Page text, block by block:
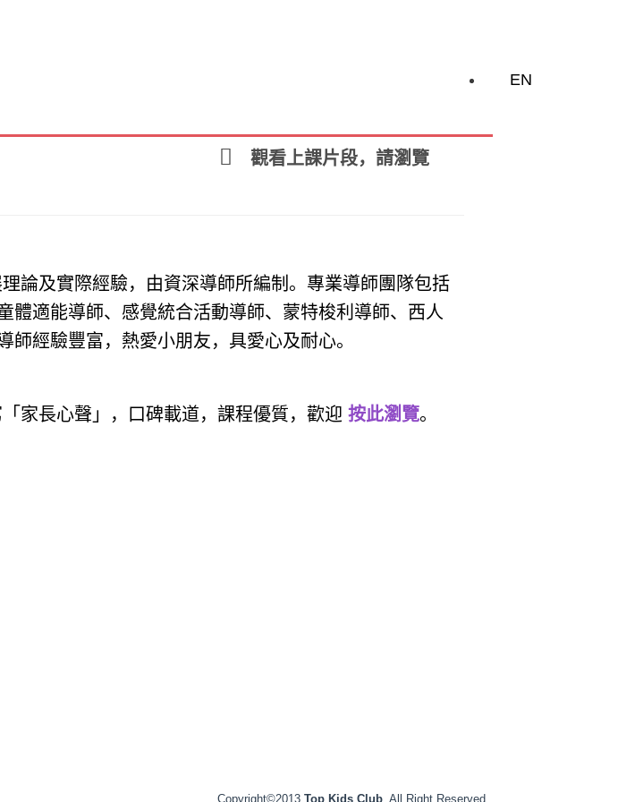
EN
觀看上課片段，請瀏覽
論及實際經驗，由資深導師所編制。專業導師團隊包括
體適能導師、感覺統合活動導師、蒙特梭利導師、西人
經驗豐富，熱愛小朋友，具愛心及耐心。
家長心聲」，口碑載道，課程優質，歡迎按此瀏覽。
Copyright©2013 Top Kids Club. All Right Reserved